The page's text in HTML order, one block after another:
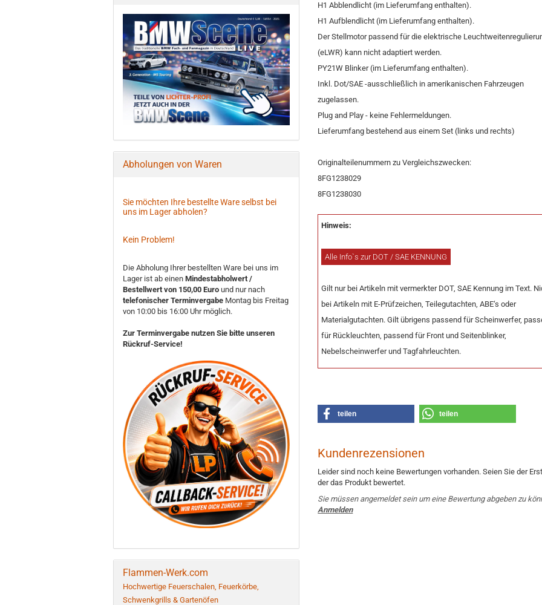
H1 Abblendlicht (im Lieferumfang enthalten).
H1 Aufblendlicht (im Lieferumfang enthalten).
Der Stellmotor passend für die elektrische
(eLWR) kann nicht adaptiert werden.
PY21W Blinker (im Lieferumfang enthalten).
Inkl. Dot/SAE -ausschließlich in amerikanischen Fahrzeugen
zugelassen.
Plug and Play - keine Fehlermeldungen.
Lieferumfang bestehend aus einem Set (links und rechts)
Originalteilenummern zu Vergleichszwecken:
8FG1238029
8FG1238030
Hinweis:
Alle Info`s zur DOT / SAE KENNUNG
Gilt nur bei Artikeln mit vermerkter DOT, SAE Kennung im Text.
bei Artikeln mit E-Prüfzeichen, Teilegutachten, ABE‘s oder
Materialgutachten. Gilt übrigens passend für Scheinwerfer,
für Rückleuchten, passend für Front und Seitenblinker,
Nebelscheinwerfer und Tagfahrleuchten.
teilen teilen
Kundenrezensionen
Leider sind noch keine Bewertungen vorhanden. Seien Sie der
der das Produkt bewertet.
Sie müssen angemeldet sein um eine Bewertung abgeben zu
Anmelden
Abholungen von Waren
Sie möchten Ihre bestellte Ware selbst bei
uns im Lager abholen?
Kein Problem!
Die Abholung Ihrer bestellten Ware bei uns im
Lager ist ab einen Mindestabholwert /
Bestellwert von 150,00 Euro und nur nach
telefonischer Terminvergabe Montag bis Freitag
von 10:00 bis 16:00 Uhr möglich.
Zur Terminvergabe nutzen Sie bitte unseren
Rückruf-Service!
Flammen-Werk.com
Hochwertige Feuerschalen, Feuerkörbe,
Schwenkgrills & Gartenöfen